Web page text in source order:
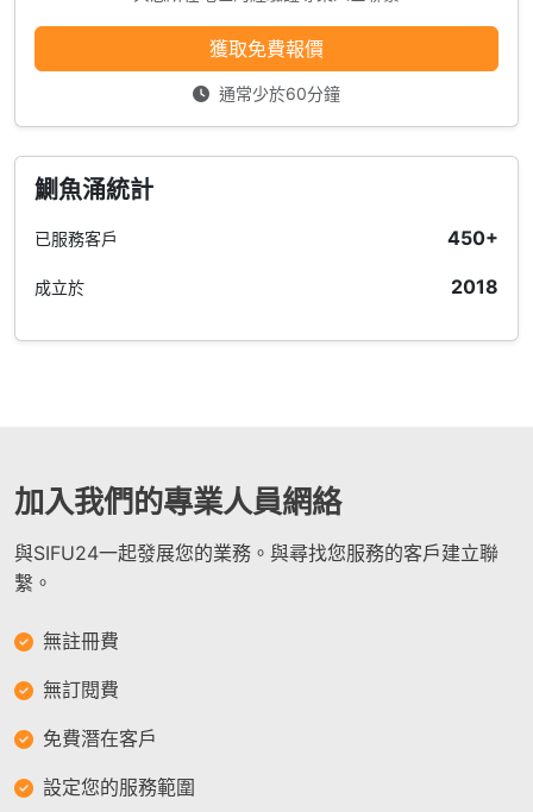
獲取免費報價
通常少於60分鐘
鰂魚涌統計
已服務客戶 450+
成立於 2018
加入我們的專業人員網絡
與SIFU24一起發展您的業務。與尋找您服務的客戶建立聯
繫。
無註冊費
無訂閱費
免費潛在客戶
設定您的服務範圍